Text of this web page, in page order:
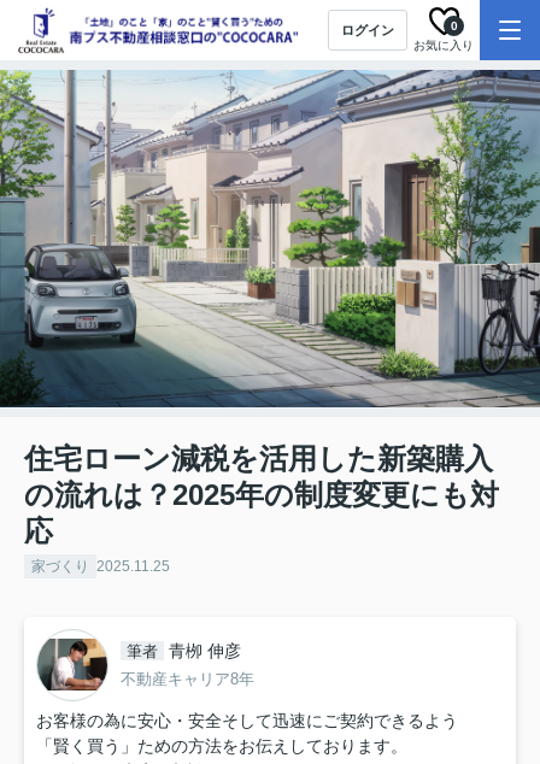
ログイン
お気に入り
0
住宅ローン減税を活用した新築購入
の流れは？2025年の制度変更にも対
応
家づくり 2025.11.25
筆者 青栁 伸彦
不動産キャリア8年
お客様の為に安心・安全そして迅速にご契約できるよう
「賢く買う」ための方法をお伝えしております。